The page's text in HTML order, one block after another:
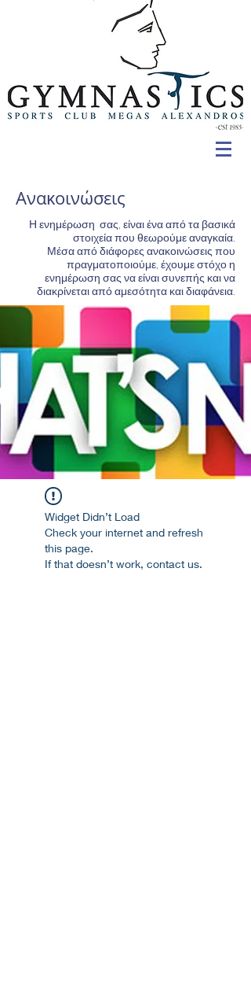
Ανακοινώσεις
Η ενημέρωση σας, είναι ένα από τα βασικά
στοιχεία που θεωρούμε αναγκαία.
Μέσα από διάφορες ανακοινώσεις που
πραγματοποιούμε, έχουμε στόχο η
ενημέρωση σας να είναι συνεπής και να
διακρίνεται από αμεσότητα και διαφάνεια.
Widget Didn’t Load
Check your internet and refresh
this page.
If that doesn’t work, contact us.